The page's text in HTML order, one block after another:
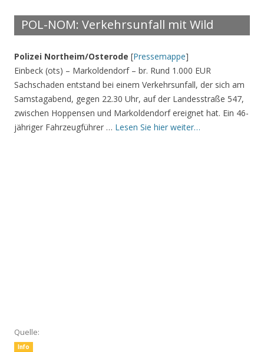
POL-NOM: Verkehrsunfall mit Wild
Polizei Northeim/Osterode [Pressemappe]
Einbeck (ots) – Markoldendorf – br. Rund 1.000 EUR
Sachschaden entstand bei einem Verkehrsunfall, der sich am
Samstagabend, gegen 22.30 Uhr, auf der Landesstraße 547,
zwischen Hoppensen und Markoldendorf ereignet hat. Ein 46-
jähriger Fahrzeugführer … Lesen Sie hier weiter…
Quelle:
Info